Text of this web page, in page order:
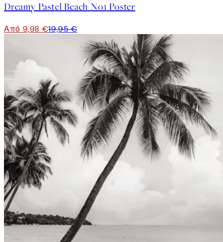
Dreamy Pastel Beach No1 Poster
Από 9,98 €19,95 €